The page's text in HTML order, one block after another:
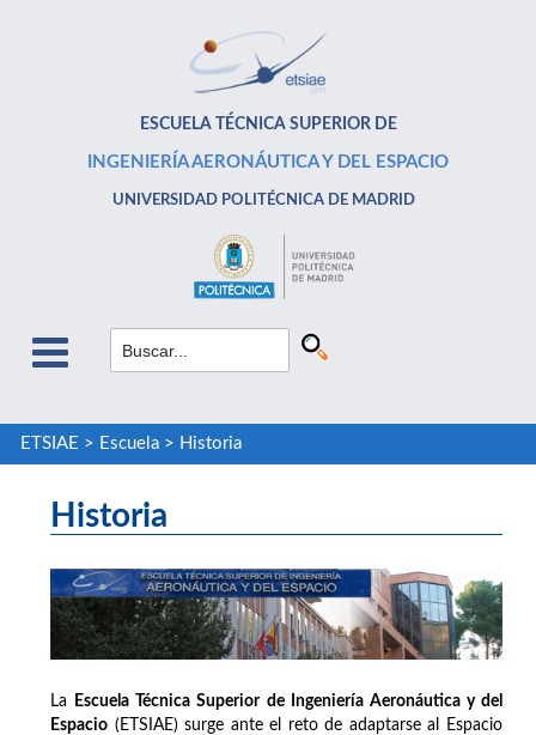
ESCUELA TÉCNICA SUPERIOR DE
INGENIERÍA AERONÁUTICA Y DEL ESPACIO
UNIVERSIDAD POLITÉCNICA DE MADRID
ETSIAE > Escuela> Historia
Historia
La
Escuela Técnica Superior de Ingeniería Aeronáutica y del
Espacio (ETSIAE) surge ante el reto de adaptarse al Espacio